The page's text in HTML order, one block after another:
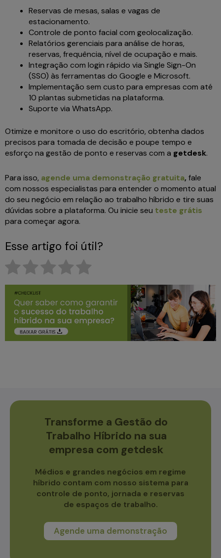
Reservas de mesas, salas e vagas de
estacionamento.
Controle de ponto facial com geolocalização.
Relatórios gerenciais para análise de horas,
reservas, frequência, nível de ocupação e mais.
Integração com login rápido via Single Sign-On
(SSO) às ferramentas do Google e Microsoft.
Implementação sem custo para empresas com até
10 plantas submetidas na plataforma.
Suporte via WhatsApp.
Otimize e monitore o uso do escritório, obtenha dados
precisos para tomada de decisão e poupe tempo e
esforço na gestão de ponto e reservas com a getdesk.
Para isso, agende uma demonstração gratuita, fale
com nossos especialistas para entender o momento atual
do seu negócio em relação ao trabalho híbrido e tire suas
dúvidas sobre a plataforma. Ou inicie seu teste grátis
para começar agora.
Esse artigo foi útil?
Transforme a Gestão do
Trabalho Híbrido na sua
empresa com getdesk
Médios e grandes negócios em regime
híbrido contam com nosso sistema para
controle de ponto, jornada e reservas
de espaços de trabalho.
Agende uma demonstração